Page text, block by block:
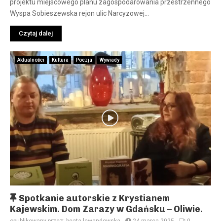
n
e
projektu miejscowego planu zagospodarowania przestrzennego
Wyspa Sobieszewska rejon ulic Narcyzowej...
Czytaj dalej
Aktualności Kultura Poezja Wywiady
W
y
Spotkanie autorskie z Krystianem
Kajewskim. Dom Zarazy w Gdańsku – Oliwie.